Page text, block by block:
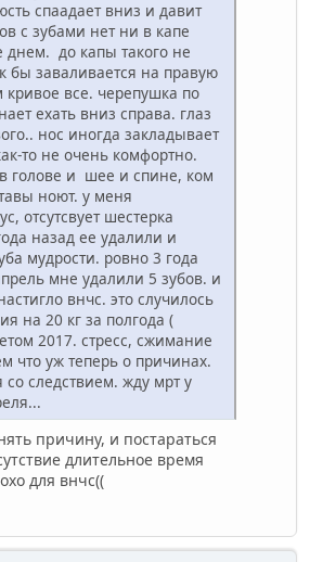
спаадает вниз и давит
с зубами нет ни в капе
до капы такого не
бы заваливается на правую
все. черепушка по
ехать вниз справа. глаз
нос иногда закладывает
то не очень комфортно.
голове и шее и спине, ком
ноют. у меня
отсутсвует шестерка
назад ее удалили и
мудрости. ровно 3 года
мне удалили 5 зубов. и
внчс. это случилось
на 20 кг за полгода (
2017. стресс, сжимание
что уж теперь о причинах.
со следствием. жду мрт у
причину, и постараться
длительное время
для внчс((